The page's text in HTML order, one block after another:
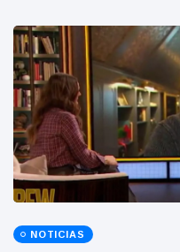
99.
Geburtstag
und tanzt
zu
Mariachi-
Band
8 May
1133
Vistas
NOTICIAS